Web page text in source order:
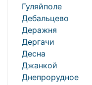
Гуляйполе
Дебальцево
Деражня
Дергачи
Десна
Джанкой
Днепрорудное